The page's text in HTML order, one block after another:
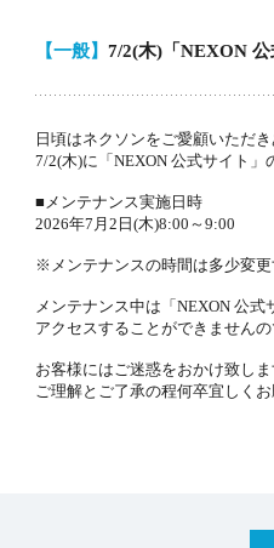
NEXON会員登録
【一般】 7/2(木)「NEXON
日頃はネクソンをご愛顧いただ
7/2(木)に「NEXON 公式サイト」
■メンテナンス実施日時
2026年7月2日(木)8:00～9:00
※メンテナンスの時間は多少変更
メンテナンス中は「NEXON 公式
アクセスすることができませんの
お客様にはご迷惑をおかけ致しま
ご理解とご了承の程何卒宜しくお